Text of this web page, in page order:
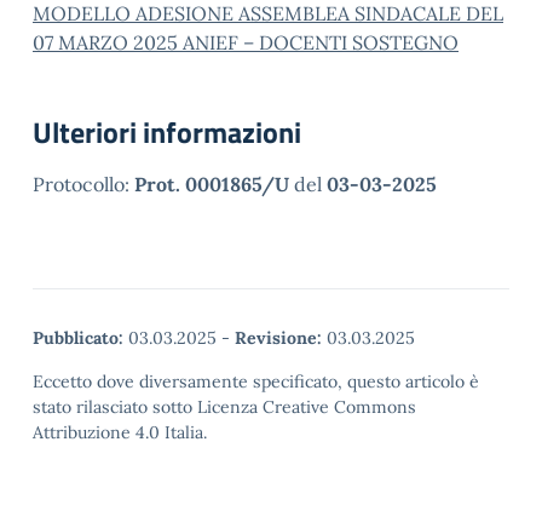
MODELLO ADESIONE ASSEMBLEA SINDACALE DEL
07 MARZO 2025 ANIEF – DOCENTI SOSTEGNO
Ulteriori informazioni
Protocollo: Prot. 0001865/U del 03-03-2025
Pubblicato: 03.03.2025 - Revisione: 03.03.2025
Eccetto dove diversamente specificato, questo articolo è
stato rilasciato sotto Licenza Creative Commons
Attribuzione 4.0 Italia.